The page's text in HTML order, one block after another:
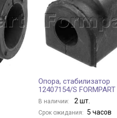
Опора, стабилизатор
12407154/S FORMPART
В наличии: 2 шт.
Срок ожидания: 5 часов